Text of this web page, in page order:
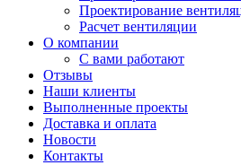
Проектирование
Расчет вентиляции
О компании
С вами работают
Отзывы
Наши клиенты
Выполненные проекты
Доставка и оплата
Новости
Контакты